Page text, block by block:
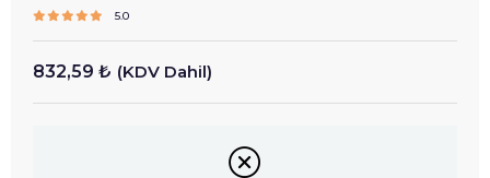
5.0
832,59 ₺ (KDV Dahil)